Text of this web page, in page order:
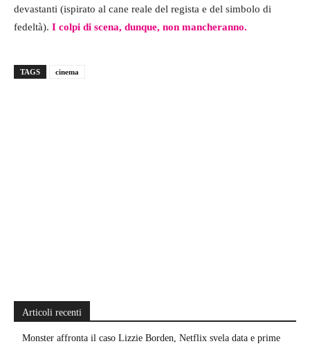
devastanti (ispirato al cane reale del regista e del simbolo di
fedeltà). I colpi di scena, dunque, non mancheranno.
TAGS cinema
Articoli recenti
Monster affronta il caso Lizzie Borden, Netflix svela data e prime